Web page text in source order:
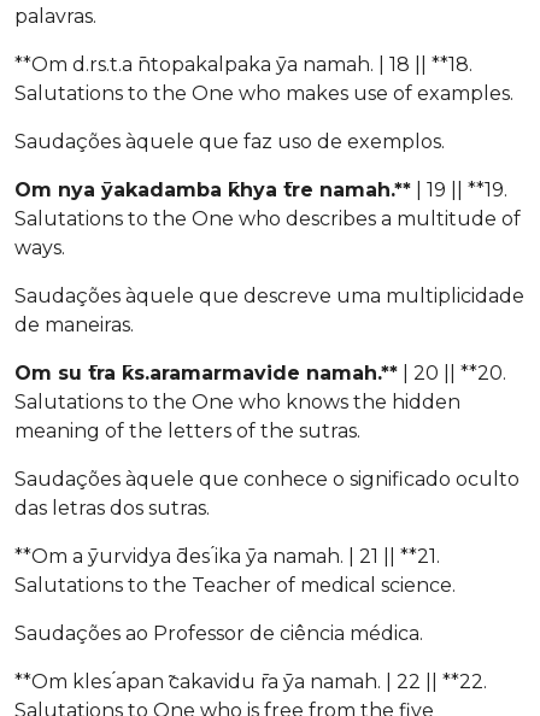
palavras.
**Om d.rs.t.a ̄ntopakalpaka ̄ya namah. | 18 || **18.
Salutations to the One who makes use of examples.
Saudações àquele que faz uso de exemplos.
Om nya ̄yakadamba ̄khya ̄tre namah.** | 19 || **19.
Salutations to the One who describes a multitude of
ways.
Saudações àquele que descreve uma multiplicidade
de maneiras.
Om su ̄tra ̄ks.aramarmavide namah.** | 20 || **20.
Salutations to the One who knows the hidden
meaning of the letters of the sutras.
Saudações àquele que conhece o significado oculto
das letras dos sutras.
**Om a ̄yurvidya ̄des ́ika ̄ya namah. | 21 || **21.
Salutations to the Teacher of medical science.
Saudações ao Professor de ciência médica.
**Om kles ́apan ̃cakavidu ̄ra ̄ya namah. | 22 || **22.
Salutations to One who is free from the five